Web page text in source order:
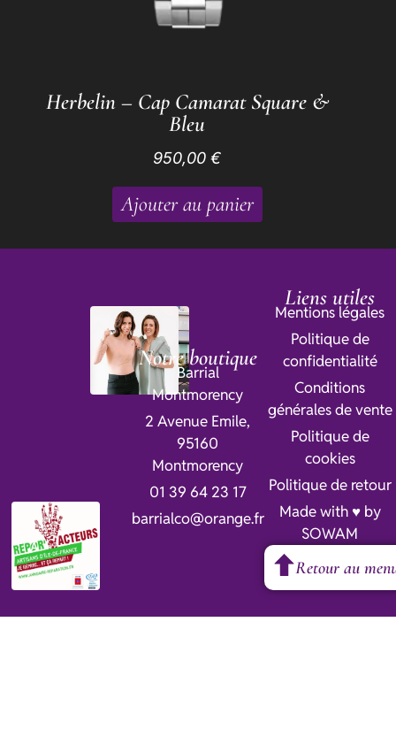
Herbelin – Cap Camarat Square &
Bleu
950,00€
Ajouter au panier
Notre boutique
Barrial
Montmorency
2 Avenue Emile,
95160
Montmorency
01 39 64 23 17
barrialco@orange.fr
Liens utiles
Mentions légales
Politique de
confidentialité
Conditions
générales de vente
Politique de
cookies
Politique de retour
Made with ♥ by
SOWAM
Retour au